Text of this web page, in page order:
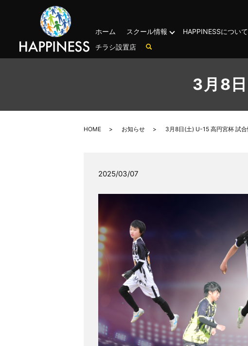
ホーム スクール情報 HAPPINESSについて
チラシ設置店
3月8
HOME お知らせ 3月8日(土) U-15 高円宮杯 試合
2025/03/07